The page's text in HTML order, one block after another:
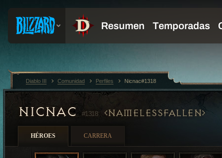
NICNAC #1318 NAMELESSFALLEN
HÉROES CARRERA
Diablo III Comunidad Perfiles Nicnac#1318